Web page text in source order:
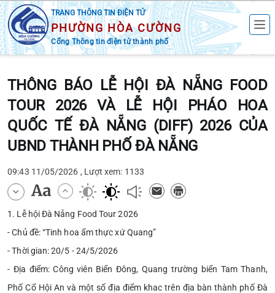
TRANG THÔNG TIN ĐIỆN TỬ
PHƯỜNG HÒA CƯỜNG
Cổng Thông tin điện tử thành phố
THÔNG BÁO LỄ HỘI ĐÀ NẴNG FOOD
TOUR 2026 VÀ LỄ HỘI PHÁO HOA
QUỐC TẾ ĐÀ NẴNG (DIFF) 2026 CỦA
UBND THÀNH PHỐ ĐÀ NẴNG
09:43 11/05/2026 , Lượt xem: 1133
1. Lễ hội Đà Nẵng Food Tour 2026
- Chủ đề: “Tinh hoa ẩm thực xứ Quang”
- Thời gian: 20/5 - 24/5/2026
- Địa điểm: Công viên Biển Đông, Quang trường biển Tam Thanh,
Phố Cổ Hội An và một số địa điểm khac trên địa bàn thành phố Đà